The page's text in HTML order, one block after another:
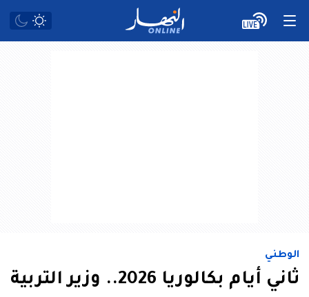
الوطني
ثاني أيام بكالوريا 2026.. وزير التربية